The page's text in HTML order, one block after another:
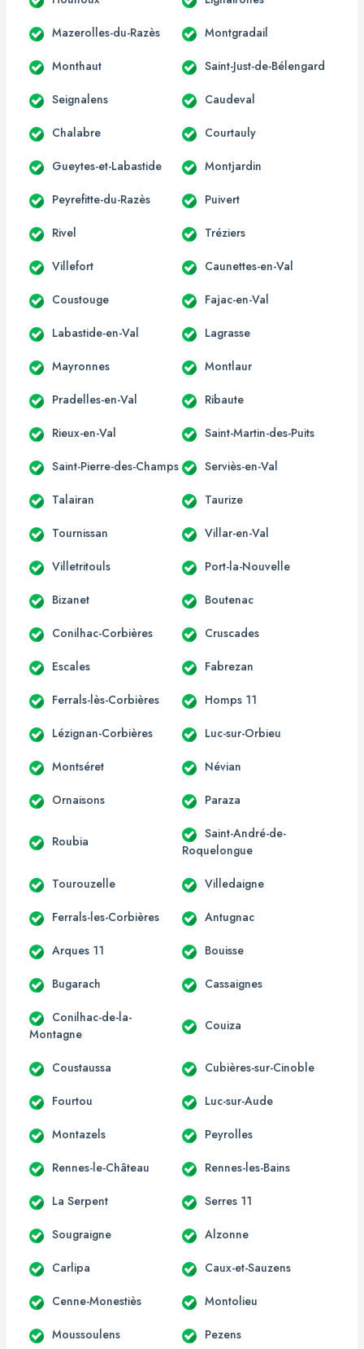
Mazerolles-du-Razès Montgradail
Monthaut Saint-Just-de-Bélengard
Seignalens Caudeval
Chalabre Courtauly
Gueytes-et-Labastide Montjardin
Peyrefitte-du-Razès Puivert
Rivel Tréziers
Villefort Caunettes-en-Val
Coustouge Fajac-en-Val
Labastide-en-Val Lagrasse
Mayronnes Montlaur
Pradelles-en-Val Ribaute
Rieux-en-Val Saint-Martin-des-Puits
Saint-Pierre-des-Champs Serviès-en-Val
Talairan Taurize
Tournissan Villar-en-Val
Villetritouls Port-la-Nouvelle
Bizanet Boutenac
Conilhac-Corbières Cruscades
Escales Fabrezan
Ferrals-lès-Corbières Homps 11
Lézignan-Corbières Luc-sur-Orbieu
Montséret Névian
Ornaisons Paraza
Roubia
Saint-André-de-
Roquelongue
Tourouzelle Villedaigne
Ferrals-les-Corbières Antugnac
Arques 11 Bouisse
Bugarach Cassaignes
Conilhac-de-la-
Montagne
Couiza
Coustaussa Cubières-sur-Cinoble
Fourtou Luc-sur-Aude
Montazels Peyrolles
Rennes-le-Château Rennes-les-Bains
La Serpent Serres 11
Sougraigne Alzonne
Carlipa Caux-et-Sauzens
Cenne-Monestiès Montolieu
Moussoulens Pezens